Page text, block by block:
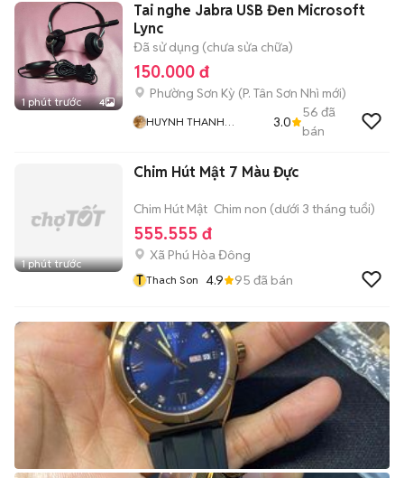
1 phút trước 4
Tai nghe Jabra USB Đen Microsoft
Lync
Đã sử dụng (chưa sửa chữa)
150.000 đ
Phường Sơn Kỳ (P. Tân Sơn Nhì mới)
HUYNH THANH
3.0
56 đã
bán
1 phút trước
Chim Hút Mật 7 Màu Đực
Chim Hút Mật Chim non (dưới 3 tháng tuổi)
555.555 đ
Xã Phú Hòa Đông
T Thach Son 4.9 95 đã bán